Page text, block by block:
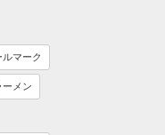
マーク
ーメン